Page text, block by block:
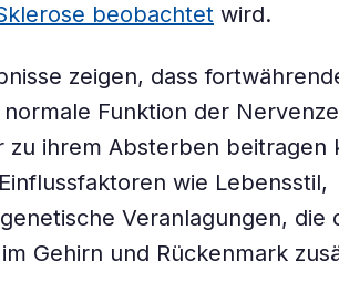
beobachtet wird.
zeigen, dass
Funktion der
zu ihrem Absterben beitragen
wie Lebensstil,
Veranlagungen, die
Gehirn und Rückenmark